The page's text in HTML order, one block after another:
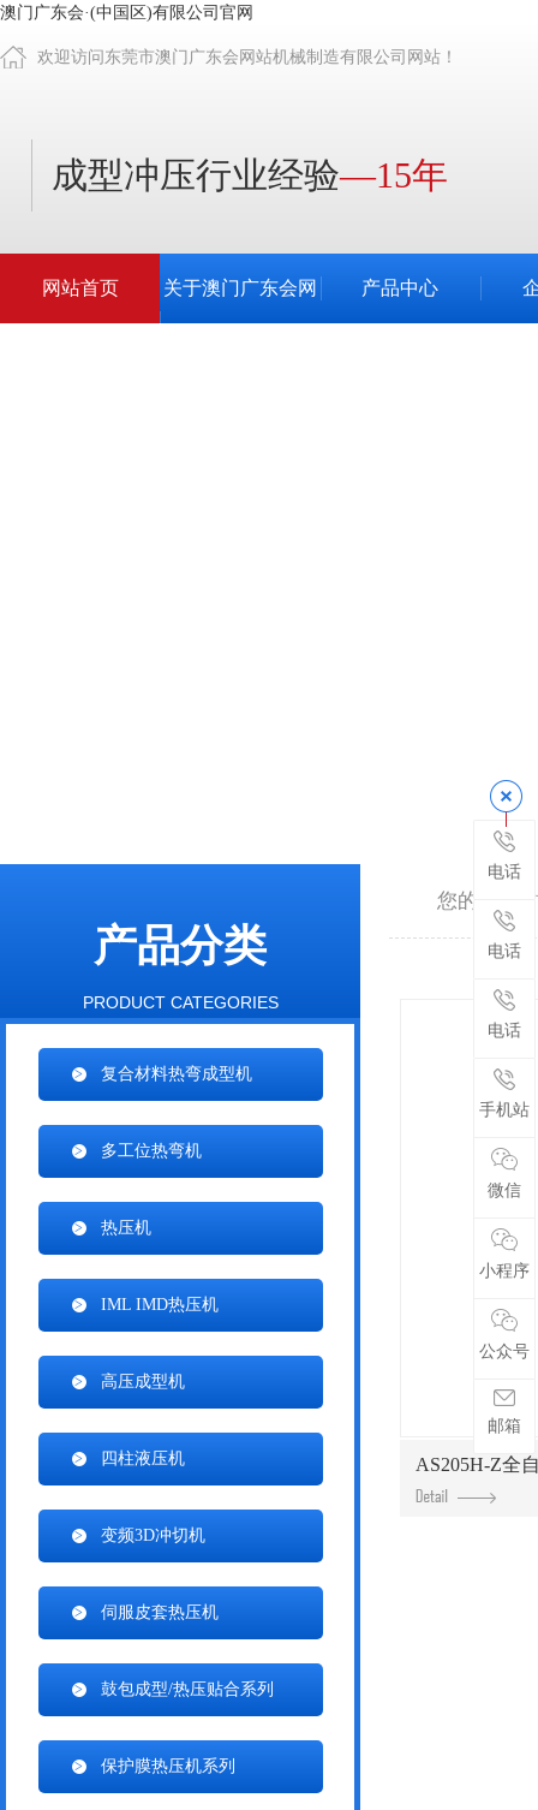
澳门广东会·(中国区)有限公司官网
欢迎访问东莞市澳门广东会网站机械制造有限公司网站！
成型冲压行业经验—15年
网站首页 关于澳门广东会网 产品中心
产品分类
PRODUCT CATEGORIES
复合材料热弯成型机
多工位热弯机
热压机
IML IMD热压机
高压成型机
四柱液压机
变频3D冲切机
伺服皮套热压机
鼓包成型/热压贴合系列
保护膜热压机系列
您的位置:
AS205H-Z全
电话
电话
电话
手机站
微信
小程序
公众号
邮箱